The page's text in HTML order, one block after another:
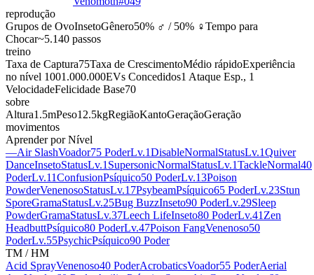
reprodução
Grupos de OvoInsetoGênero50% ♂ / 50% ♀Tempo para
Chocar~5.140 passos
treino
Taxa de Captura75Taxa de CrescimentoMédio rápidoExperiência
no nível 1001.000.000EVs Concedidos1 Ataque Esp., 1
VelocidadeFelicidade Base70
sobre
Altura1.5mPeso12.5kgRegiãoKantoGeraçãoGeração
movimentos
Aprender por Nível
—Air SlashVoador75 PoderLv.1DisableNormalStatusLv.1Quiver
DanceInsetoStatusLv.1 SupersonicNormalStatusLv.1TackleNormal40
PoderLv.11ConfusionPsíquico50 PoderLv.13Poison
PowderVenenosoStatusLv.17PsybeamPsíquico65 PoderLv.23Stun
SporeGramaStatusLv.25Bug BuzzInseto90 PoderLv.29Sleep
PowderGramaStatusLv.37Leech LifeInseto80 PoderLv.41 Zen
HeadbuttPsíquico80 PoderLv.47Poison FangVenenoso50
PoderLv.55PsychicPsíquico90 Poder
TM / HM
Acid SprayVenenoso40 PoderAcrobaticsVoador55 PoderAerial